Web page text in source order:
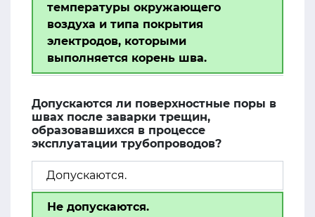
температуры окружающего
воздуха и типа покрытия
электродов, которыми
выполняется корень шва.
Допускаются ли поверхностные поры в
швах после заварки трещин,
образовавшихся в процессе
эксплуатации трубопроводов?
Допускаются.
Не допускаются.